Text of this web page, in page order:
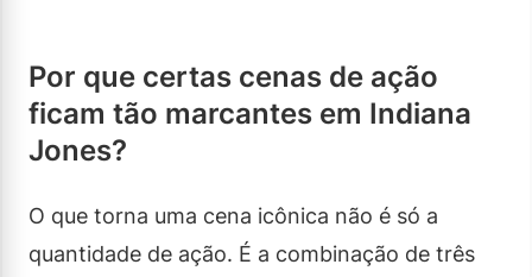
Por que certas cenas de ação
ficam tão marcantes em Indiana
Jones?
O que torna uma cena icônica não é só a
quantidade de ação. É a combinação de três